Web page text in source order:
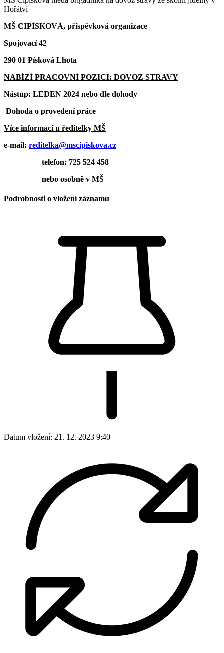
Hořátvi
MŠ CIPÍSKOVÁ, příspěvková organizace
Spojovací 42
290 01 Písková Lhota
NABÍZÍ PRACOVNÍ POZICI: DOVOZ STRAVY
Nástup: LEDEN 2024 nebo dle dohody
Dohoda o provedení práce
Více informací u ředitelky MŠ
e-mail: reditelka@mscipiskova.cz
telefon: 725 524 458
nebo osobně v MŠ
Podrobnosti o vložení záznamu
Datum vložení: 21. 12. 2023 9:40